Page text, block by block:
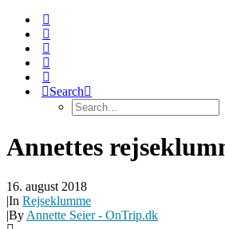
Search
Annettes
16. august 2018
|In Rejseklumme
|By Annette Seier - OnTrip.dk